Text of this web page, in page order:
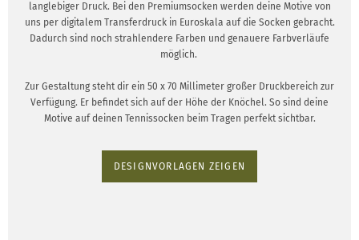
langlebiger Druck. Bei den Premiumsocken werden deine Motive von
uns per digitalem Transferdruck in Euroskala auf die Socken gebracht.
Dadurch sind noch strahlendere Farben und genauere Farbverläufe
möglich.
Zur Gestaltung steht dir ein 50 x 70 Millimeter großer Druckbereich zur
Verfügung. Er befindet sich auf der Höhe der Knöchel. So sind deine
Motive auf deinen Tennissocken beim Tragen perfekt sichtbar.
DESIGNVORLAGEN ZEIGEN